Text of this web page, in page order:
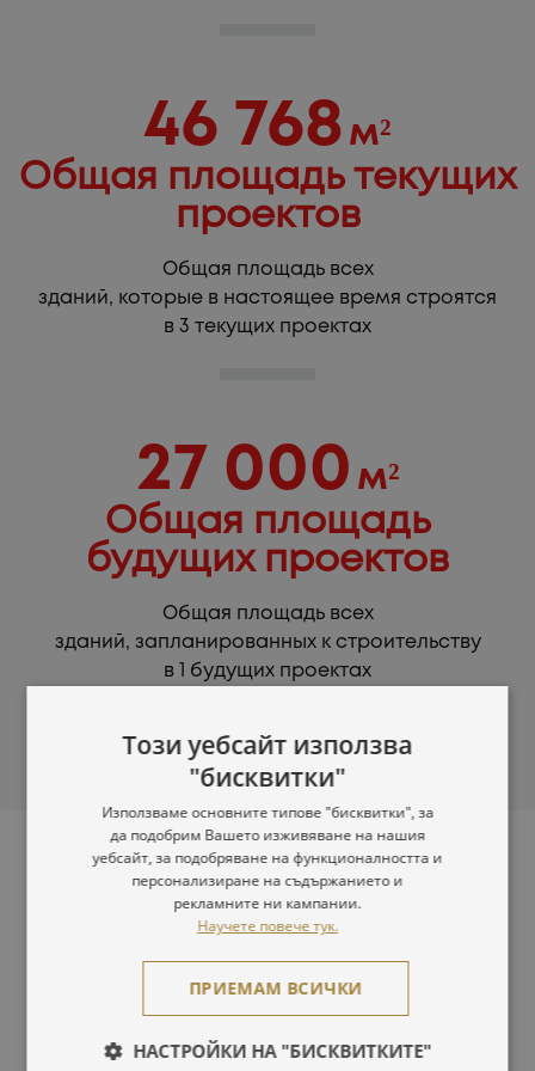
46 768 м²
Общая площадь текущих
проектов
Общая площадь всех
зданий, которые в настоящее время строятся
в 3 текущих проектах
27 000 м²
Общая площадь
будущих проектов
Общая площадь всех
зданий, запланированных к строительству
в 1 будущих проектах
Наши награды и отличия
Този уебсайт използва
"бисквитки"
Използваме основните типове "бисквитки", за
да подобрим Вашето изживяване на нашия
уебсайт, за подобряване на функционалността и
персонализиране на съдържанието и
рекламните ни кампании.
Научете повече тук.
ПРИЕМАМ ВСИЧКИ
НАСТРОЙКИ НА "БИСКВИТКИТЕ"